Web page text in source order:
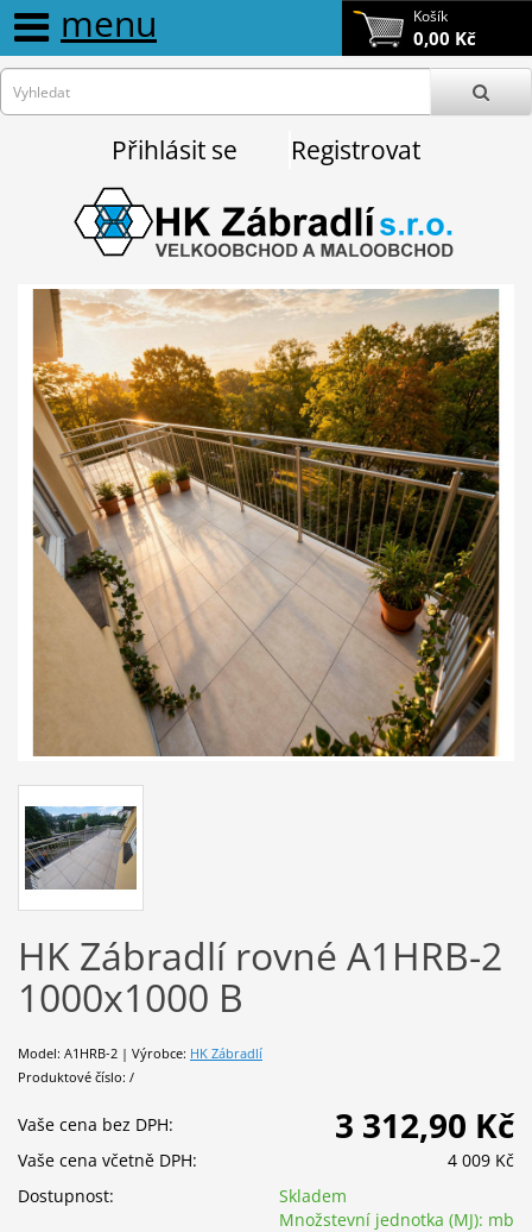
Košík
0,00 Kč
menu
Přihlásit se Registrovat
HK Zábradlí rovné A1HRB-2
1000x1000 B
Model: A1HRB-2 | Výrobce: HK Zábradlí
Produktové číslo: /
Vaše cena bez DPH: 3 312,90 Kč
Vaše cena včetně DPH:
4 009 Kč
Dostupnost:
Skladem
Množstevní jednotka (MJ): mb